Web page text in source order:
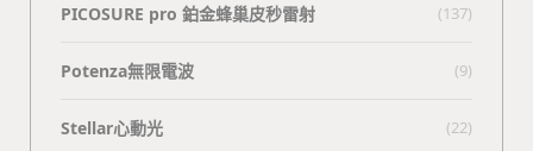
PICOSURE pro 鉑金蜂巢皮秒雷射 (137)
Potenza無限電波 (9)
Stellar心動光 (22)